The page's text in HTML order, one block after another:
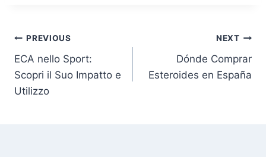
Post
navigation
PREVIOUS
ECA nello Sport:
Scopri il Suo Impatto e
Utilizzo
NEXT
Dónde Comprar
Esteroides en España